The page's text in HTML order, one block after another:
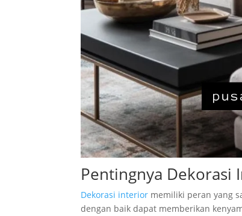
Pentingnya Dekorasi
Dekorasi interior memiliki peran yang
dengan baik dapat memberikan